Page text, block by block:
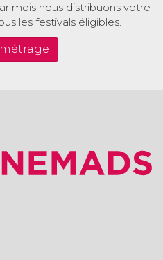
mois nous distribuons votre
les festivals éligibles.